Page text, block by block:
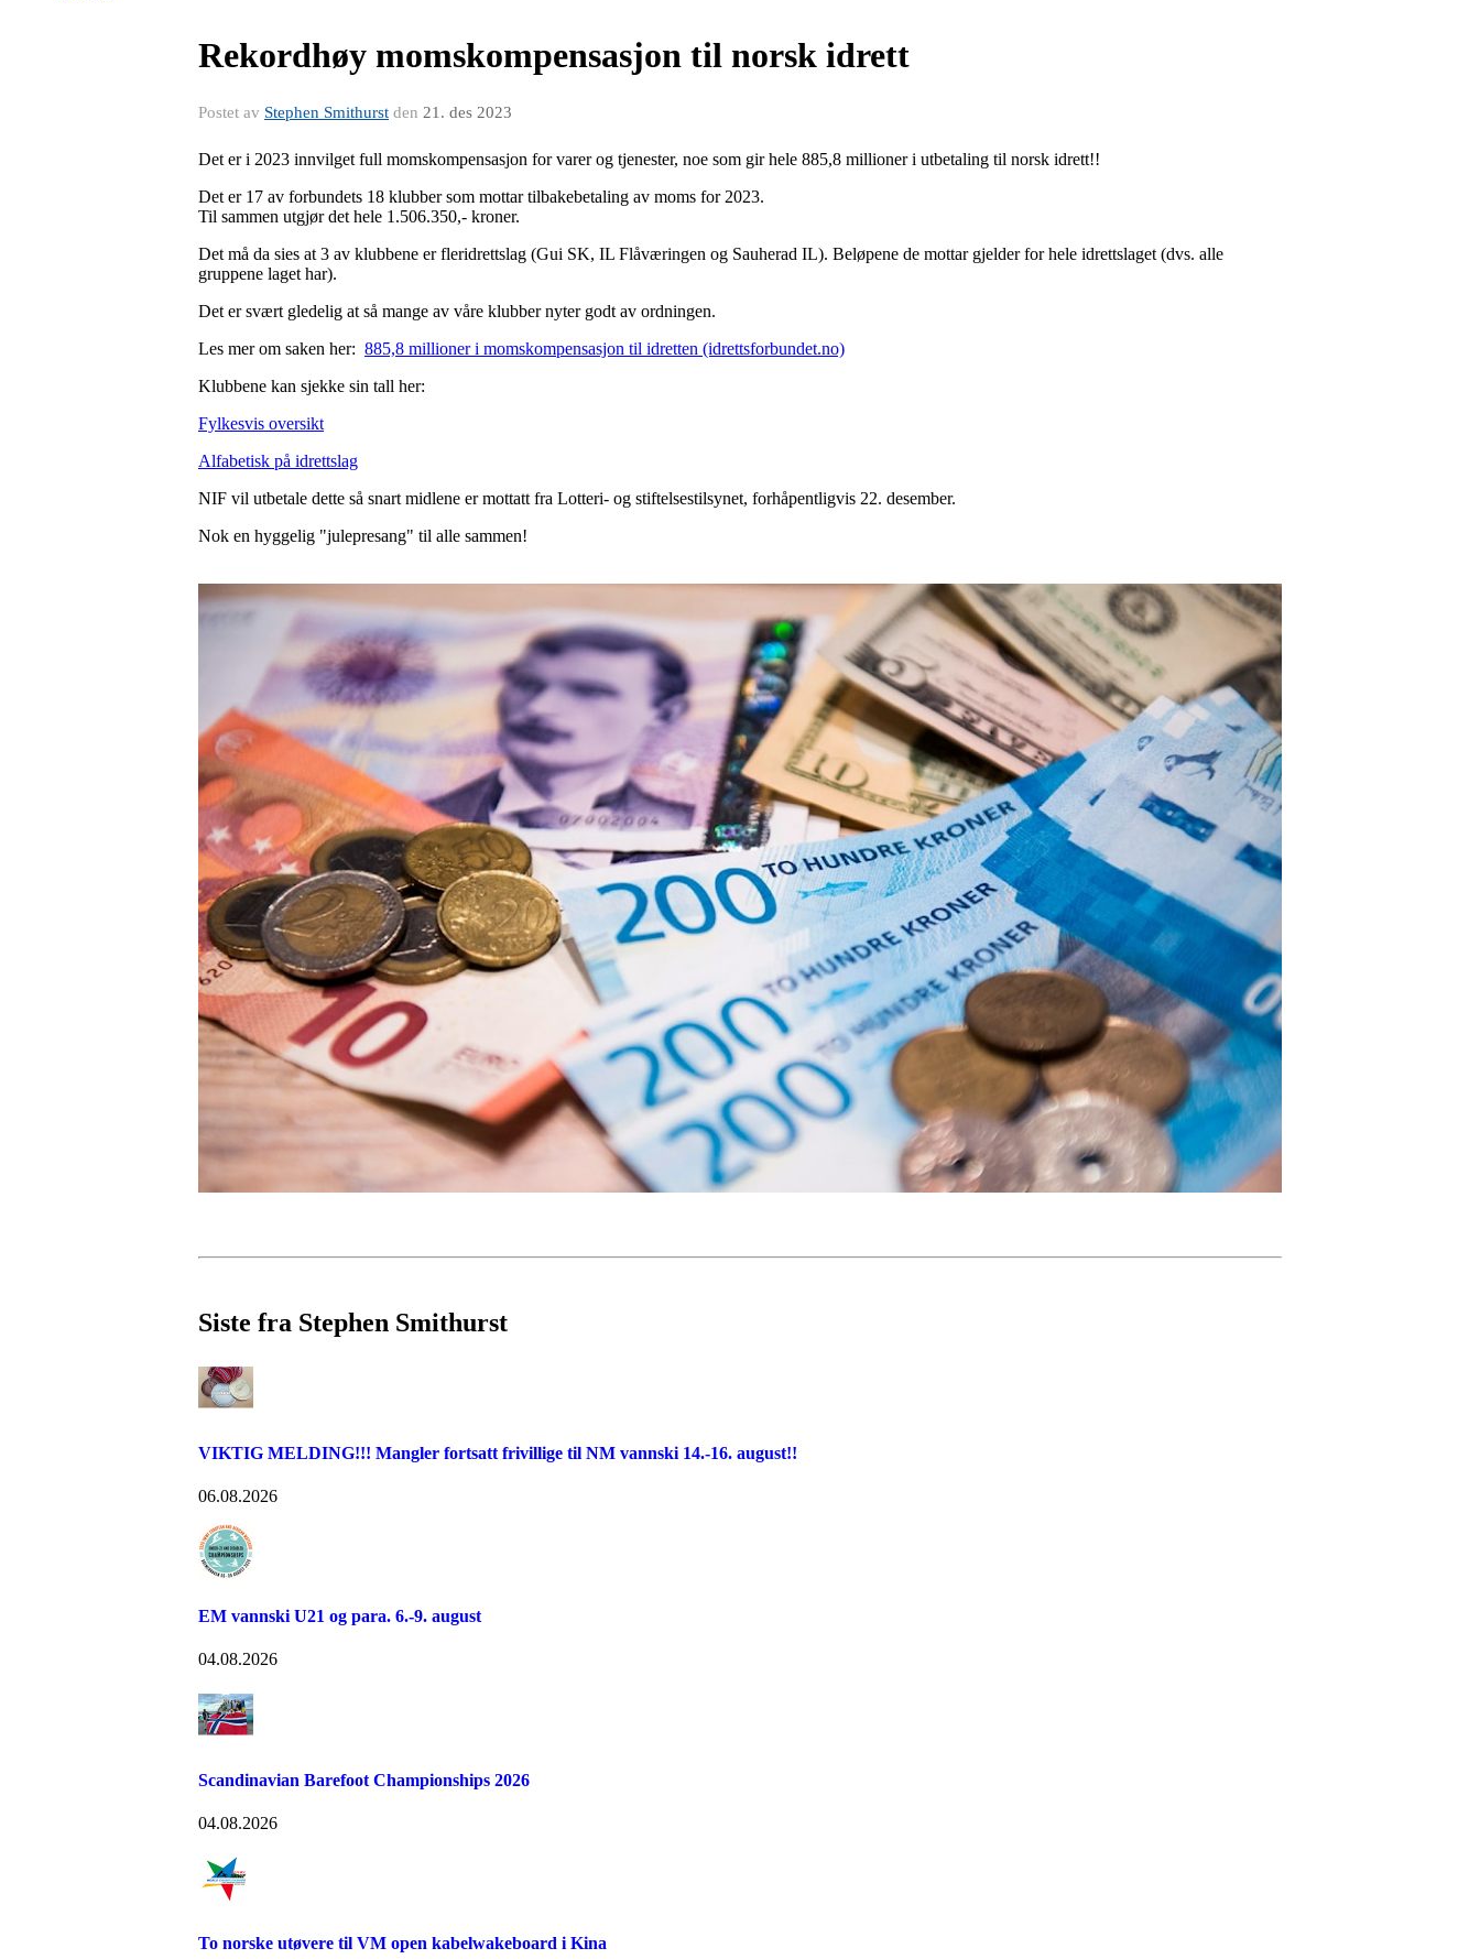
Rekordhøy momskompensasjon til norsk idrett
Postet av Stephen Smithurst den 21. des 2023
Det er i 2023 innvilget full momskompensasjon for varer og tjenester, noe som gir hele 885,8 millioner i utbetaling til norsk idrett!!
Det er 17 av forbundets 18 klubber som mottar tilbakebetaling av moms for 2023.
Til sammen utgjør det hele 1.506.350,- kroner.
Det må da sies at 3 av klubbene er fleridrettslag (Gui SK, IL Flåværingen og Sauherad IL). Beløpene de mottar gjelder for hele idrettslaget (dvs. alle
gruppene laget har).
Det er svært gledelig at så mange av våre klubber nyter godt av ordningen.
Les mer om saken her: 885,8 millioner i momskompensasjon til idretten (idrettsforbundet.no)
Klubbene kan sjekke sin tall her:
Fylkesvis oversikt
Alfabetisk på idrettslag
NIF vil utbetale dette så snart midlene er mottatt fra Lotteri- og stiftelsestilsynet, forhåpentligvis 22. desember.
Nok en hyggelig "julepresang" til alle sammen!
Siste fra Stephen Smithurst
VIKTIG MELDING!!! Mangler fortsatt frivillige til NM vannski 14.-16. august!!
06.08.2026
EM vannski U21 og para. 6.-9. august
04.08.2026
Scandinavian Barefoot Championships 2026
04.08.2026
To norske utøvere til VM open kabelwakeboard i Kina